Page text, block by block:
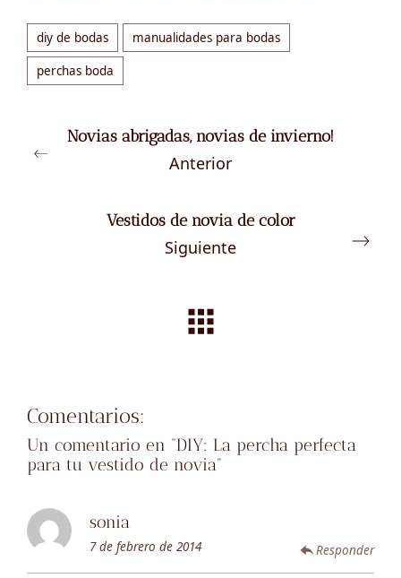
diy de bodas manualidades para bodas
perchas boda
Novias abrigadas, novias de invierno!
Anterior
Vestidos de novia de color
Siguiente
Comentarios:
Un comentario en “DIY: La percha perfecta
para tu vestido de novia”
sonia
7 de febrero de 2014 Responder